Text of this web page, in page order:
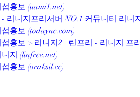
홍보 (uami1.net)
리니지프리서버 NO.1 커뮤니티 리니
홍보 (todaync.com)
홍보 > 리니지2 | 린프리 - 리니지 프
지 (linfree.net)
홍보 (oraksil.cc)